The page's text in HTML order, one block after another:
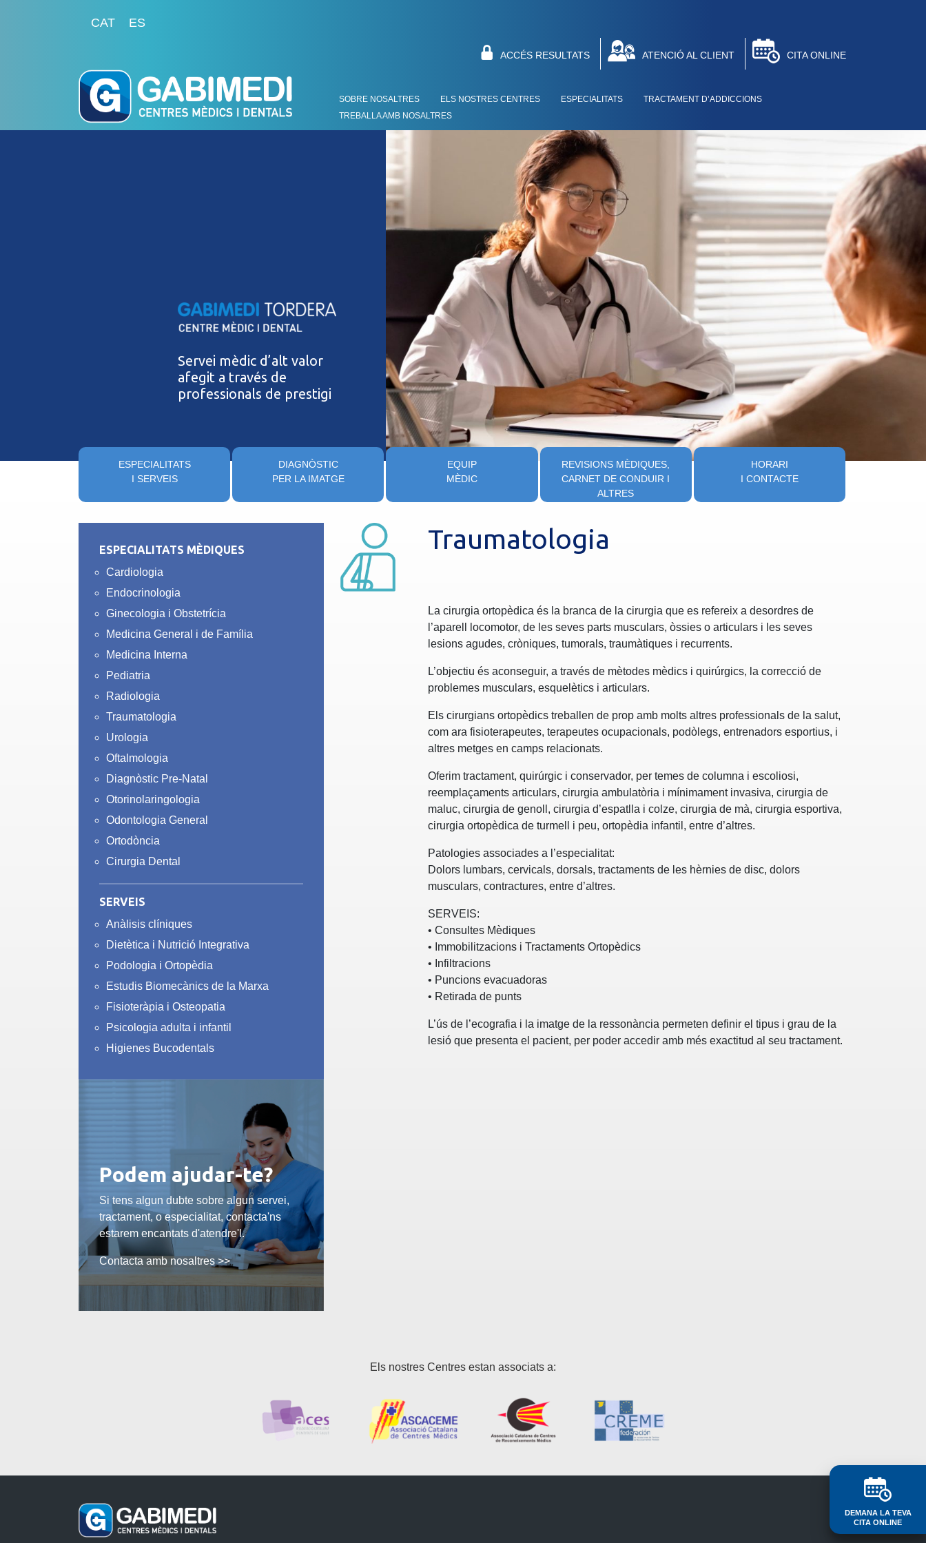
CAT ES
ACCÉS RESULTATS ATENCIÓ AL CLIENT CITA ONLINE
SOBRE NOSALTRES ELS NOSTRES CENTRES ESPECIALITATS
TRACTAMENT D’ADDICCIONS
TREBALLA AMB NOSALTRES
Servei mèdic d’alt valor
afegit a través de
professionals de prestigi
ESPECIALITATS
I SERVEIS
DIAGNÒSTIC
PER LA IMATGE
EQUIP
MÈDIC
REVISIONS MÈDIQUES,
CARNET DE CONDUIR I
ALTRES
HORARI
I CONTACTE
Traumatologia
La cirurgia ortopèdica és la branca de la cirurgia que es refereix a desordres de
l’aparell locomotor, de les seves parts musculars, òssies o articulars i les seves
lesions agudes, cròniques, tumorals, traumàtiques i recurrents.
L’objectiu és aconseguir, a través de mètodes mèdics i quirúrgics, la correcció de
problemes musculars, esquelètics i articulars.
Els cirurgians ortopèdics treballen de prop amb molts altres professionals de la salut,
com ara fisioterapeutes, terapeutes ocupacionals, podòlegs, entrenadors esportius, i
altres metges en camps relacionats.
Oferim tractament, quirúrgic i conservador, per temes de columna i escoliosi,
reemplaçaments articulars, cirurgia ambulatòria i mínimament invasiva, cirurgia de
maluc, cirurgia de genoll, cirurgia d’espatlla i colze, cirurgia de mà, cirurgia esportiva,
cirurgia ortopèdica de turmell i peu, ortopèdia infantil, entre d’altres.
Patologies associades a l’especialitat:
Dolors lumbars, cervicals, dorsals, tractaments de les hèrnies de disc, dolors
musculars, contractures, entre d’altres.
SERVEIS:
• Consultes Mèdiques
• Immobilitzacions i Tractaments Ortopèdics
• Infiltracions
• Puncions evacuadoras
• Retirada de punts
L’ús de l’ecografia i la imatge de la ressonància permeten definir el tipus i grau de la
lesió que presenta el pacient, per poder accedir amb més exactitud al seu tractament.
ESPECIALITATS MÈDIQUES
Cardiologia
Endocrinologia
Ginecologia i Obstetrícia
Medicina General i de Família
Medicina Interna
Pediatria
Radiologia
Traumatologia
Urologia
Oftalmologia
Diagnòstic Pre-Natal
Otorinolaringologia
Odontologia General
Ortodòncia
Cirurgia Dental
SERVEIS
Anàlisis clíniques
Dietètica i Nutrició Integrativa
Podologia i Ortopèdia
Estudis Biomecànics de la Marxa
Fisioteràpia i Osteopatia
Psicologia adulta i infantil
Higienes Bucodentals
Podem ajudar-te?
Si tens algun dubte sobre algun servei,
tractament, o especialitat, contacta'ns
estarem encantats d'atendre'l.
Contacta amb nosaltres >>
DEMANA LA TEVA
CITA ONLINE
Els nostres Centres estan associats a: